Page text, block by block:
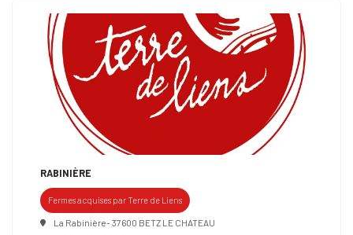
RABINIÈRE
Fermes acquises par Terre de Liens
La Rabinière- 37600 BETZ LE CHATEAU